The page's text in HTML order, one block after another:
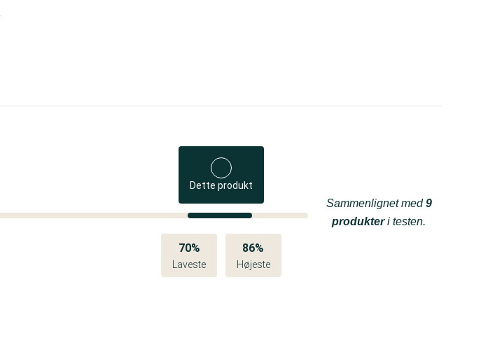
Dette produkt
70%
Laveste
86%
Højeste
Sammenlignet med9
produkteri testen.